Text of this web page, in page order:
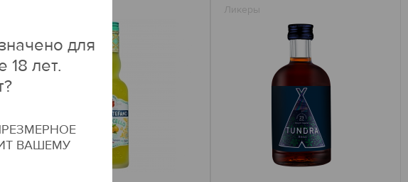
Ликеры
для
18 лет.
ВАШЕМУ